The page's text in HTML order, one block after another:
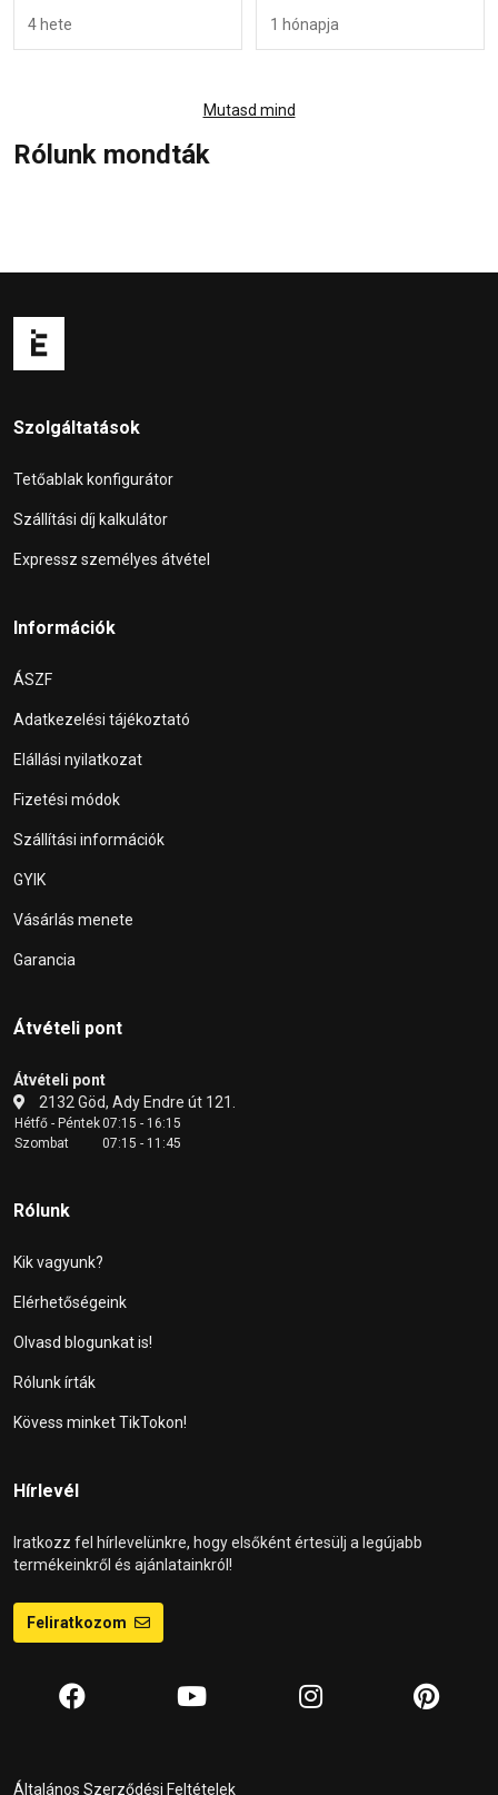
4 hete 1 hónapja
Mutasd mind
Rólunk mondták
Szolgáltatások
Tetőablak konfigurátor
Szállítási díj kalkulátor
Expressz személyes átvétel
Információk
ÁSZF
Adatkezelési tájékoztató
Elállási nyilatkozat
Fizetési módok
Szállítási információk
GYIK
Vásárlás menete
Garancia
Átvételi pont
Átvételi pont
2132 Göd, Ady Endre út 121.
Hétfő - Péntek07:15 - 16:15
Szombat
07:15 - 11:45
Rólunk
Kik vagyunk?
Elérhetőségeink
Olvasd blogunkat is!
Rólunk írták
Kövess minket TikTokon!
Hírlevél
Iratkozz fel hírlevelünkre, hogy elsőként értesülj a legújabb
termékeinkről és ajánlatainkról!
Feliratkozom
Általános Szerződési Feltételek